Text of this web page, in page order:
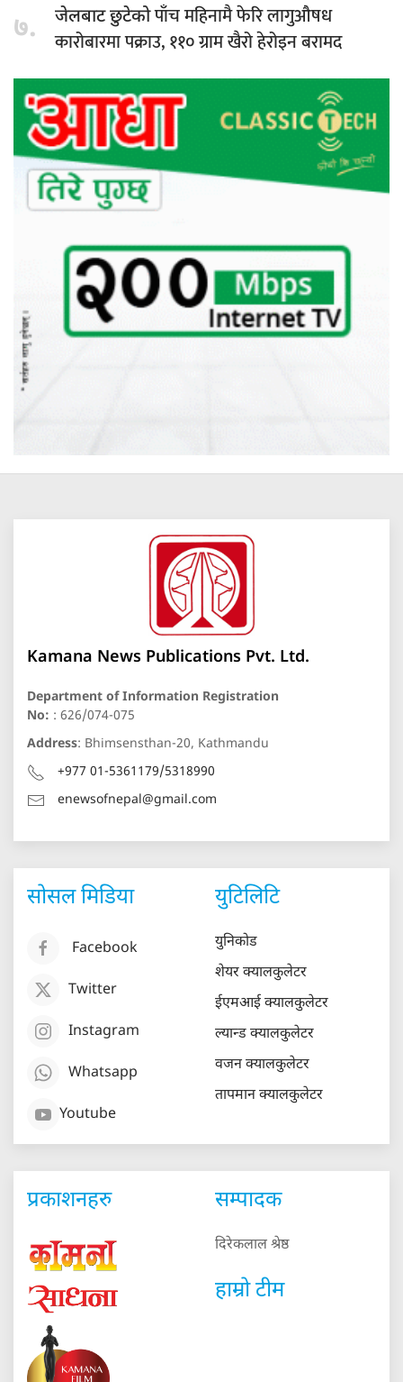
७. जेलबाट छुटेकोपाँच महिनामै फेरि लागुऔषध
कारोबारमा पक्राउ, ११० ग्राम खैरो हेरोइन बरामद
Kamana News Publications Pvt. Ltd.
Department of Information Registration
No: : 626/074-075
Address: Bhimsensthan-20, Kathmandu
+977 01-5361179/5318990
enewsofnepal@gmail.com
सोसल मिडिया
Facebook
Twitter
Instagram
Whatsapp
Youtube
युटिलिटि
युनिकोड
शेयर क्यालकुलेटर
ईएमआई क्यालकुलेटर
ल्यान्ड क्यालकुलेटर
वजन क्यालकुलेटर
तापमान क्यालकुलेटर
प्रकाशनहरु सम्पादक
दिरेकलाल श्रेष्ठ
हाम्रो टीम